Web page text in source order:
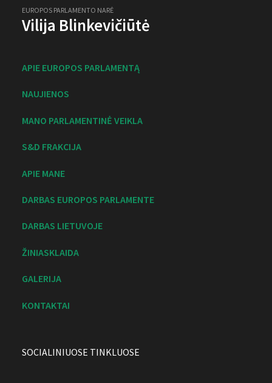
EUROPOS PARLAMENTO NARĖ
Vilija Blinkevičiūtė
APIE EUROPOS PARLAMENTĄ
NAUJIENOS
MANO PARLAMENTINĖ VEIKLA
S&D FRAKCIJA
APIE MANE
DARBAS EUROPOS PARLAMENTE
DARBAS LIETUVOJE
ŽINIASKLAIDA
GALERIJA
KONTAKTAI
SOCIALINIUOSE TINKLUOSE